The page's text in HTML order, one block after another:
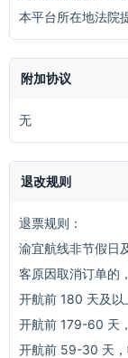
本平台所在地法院
附加协议
无
退改规则
退票规则：
渝宜航线非节假日
客原因取消订单的
开航前 180 天及以
开航前 179-60 天
开航前 59-30 天，